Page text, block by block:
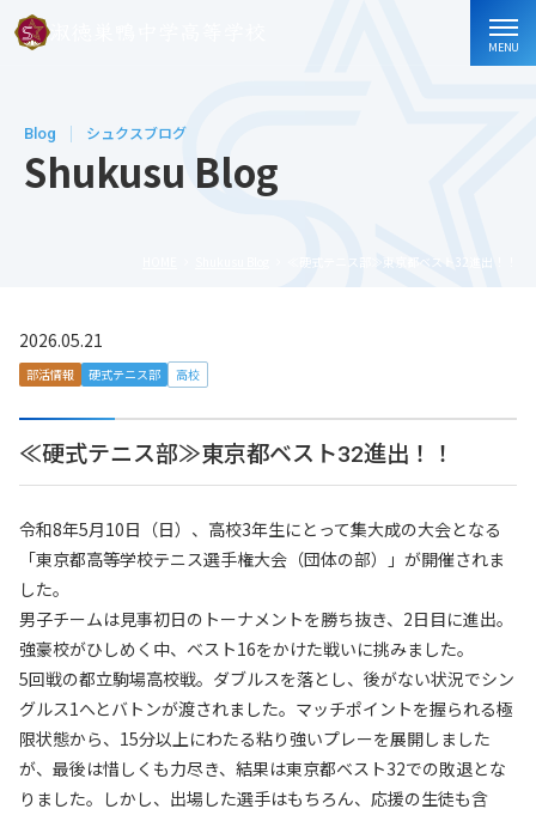
MENU
Blog シュクスブログ
Shukusu Blog
≪硬式テニス部≫東京都ベスト32進出！！
2026.05.21
部活情報 硬式テニス部 高校
≪硬式テニス部≫東京都ベスト32進出！！
令和8年5月10日（日）、高校3年生にとって集大成の大会となる
「東京都高等学校テニス選手権大会（団体の部）」が開催されま
した。
男子チームは見事初日のトーナメントを勝ち抜き、2日目に進出。
強豪校がひしめく中、ベスト16をかけた戦いに挑みました。
5回戦の都立駒場高校戦。ダブルスを落とし、後がない状況でシン
グルス1へとバトンが渡されました。マッチポイントを握られる極
限状態から、15分以上にわたる粘り強いプレーを展開しました
が、最後は惜しくも力尽き、結果は東京都ベスト32での敗退とな
りました。しかし、出場した選手はもちろん、応援の生徒も含